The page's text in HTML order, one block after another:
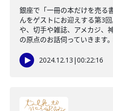
銀座で「一冊の本だけを売る
んをゲストにお迎えする第3
や、切手や雑誌、アメカジ、
の原点のお話伺っていきます
2024.12.13 |00:22:16